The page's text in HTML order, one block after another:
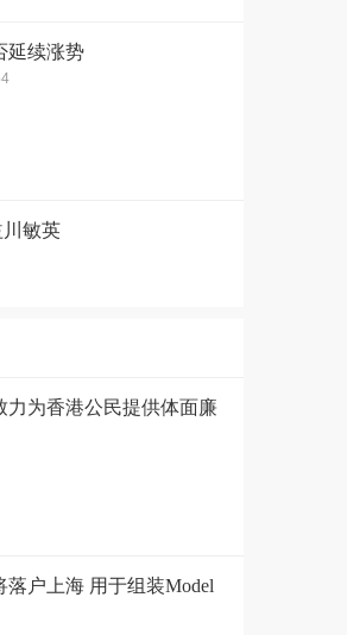
延续涨势
敏英
力为香港公民提供体面廉
落户上海 用于组装Model